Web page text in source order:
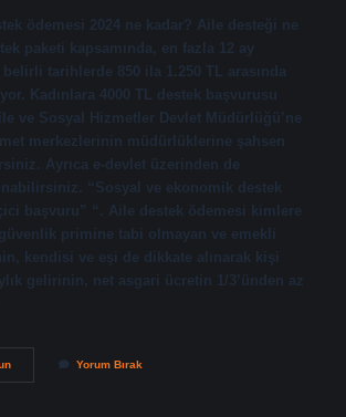
ödemesi 2024 ne kadar? Aile desteği ne
paketi kapsamında, en fazla 12 ay
belirli tarihlerde 850 ila 1.250 TL arasında
Kadınlara 4000 TL destek başvurusu
ve Sosyal Hizmetler Devlet Müdürlüğü’ne
merkezlerinin müdürlüklerine şahsen
Ayrıca e-devlet üzerinden de
“Sosyal ve ekonomik destek
başvuru” “. Aile destek ödemesi kimlere
primine tabi olmayan ve emekli
kendisi ve eşi de dikkate alınarak kişi
gelirinin, net asgari ücretin 1/3’ünden az
Aile
Yorum Bırak